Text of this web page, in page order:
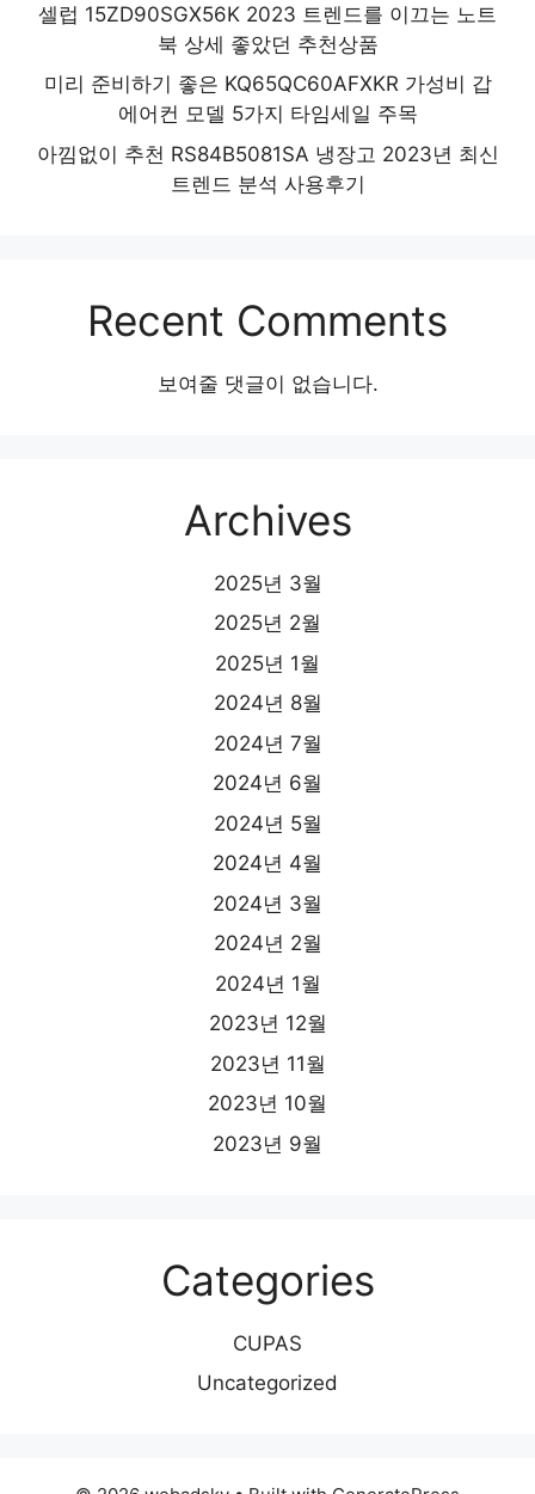
셀럽 15ZD90SGX56K 2023 트렌드를 이끄는 노트
북 상세 좋았던 추천상품
미리 준비하기 좋은 KQ65QC60AFXKR 가성비 갑
에어컨 모델 5가지 타임세일 주목
아낌없이 추천 RS84B5081SA 냉장고 2023년 최신
트렌드 분석 사용후기
Recent Comments
보여줄 댓글이 없습니다.
Archives
2025년 3월
2025년 2월
2025년 1월
2024년 8월
2024년 7월
2024년 6월
2024년 5월
2024년 4월
2024년 3월
2024년 2월
2024년 1월
2023년 12월
2023년 11월
2023년 10월
2023년 9월
Categories
CUPAS
Uncategorized